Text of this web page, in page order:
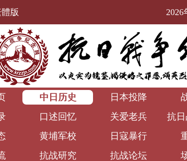
版 2026
中日历史 日本投降
口述回忆 关爱老兵 抗
黄埔军校 日寇暴行
抗战研究 抗战论坛